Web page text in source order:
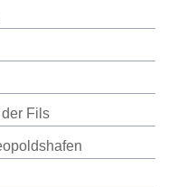
Fils